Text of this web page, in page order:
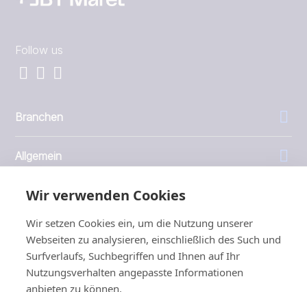
Wir verwenden Cookies
Wir setzen Cookies ein, um die Nutzung unserer
Webseiten zu analysieren, einschließlich des Such und
Surfverlaufs, Suchbegriffen und Ihnen auf Ihr
Nutzungsverhalten angepasste Informationen
anbieten zu können.
Follow us
Branchen
Allgemein
Unternehmen
Investoren